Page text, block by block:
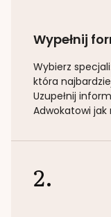
Wypełnij
Wybierz
która
Uzupełnij
Adwokatowi jak
2.